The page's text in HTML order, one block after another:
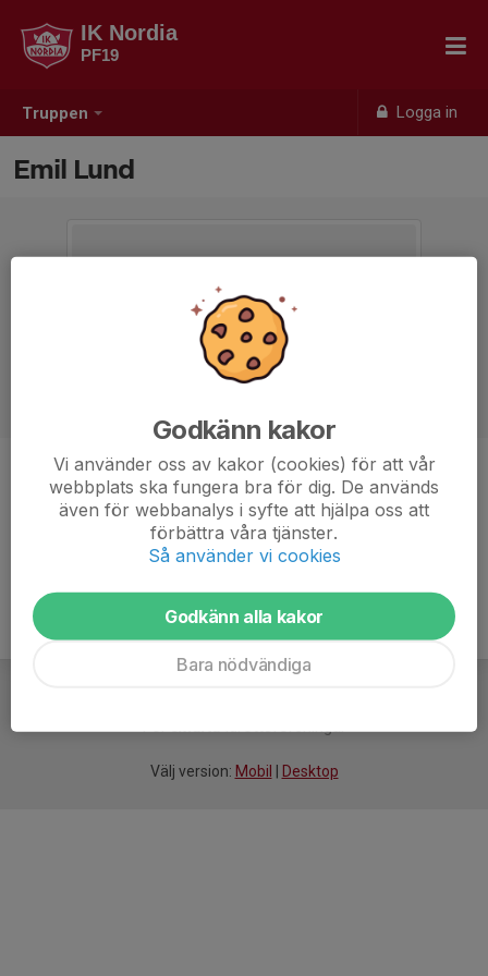
Truppen Logga in
IK Nordia
PF19
Emil Lund
Position
-
7 år
Försmartaidrottsföreningar
Välj version: Mobil Desktop
Godkänn kakor
Vi använder oss av kakor (cookies) för att vår
webbplats ska fungera bra för dig. De används
även för webbanalys i syfte att hjälpa oss att
förbättra våra tjänster.
Så använder vi cookies
Godkänn alla kakor
Bara nödvändiga